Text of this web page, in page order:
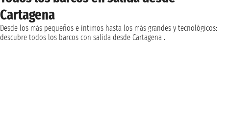
Cartagena
Desde los más pequeños e íntimos hasta los más grandes y tecnológicos:
descubre todos los barcos con salida desde Cartagena .